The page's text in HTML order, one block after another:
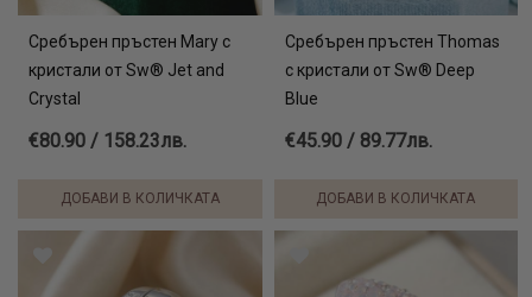
Сребърен пръстен Mary с
кристали от Sw® Jet and
Crystal
€80.90 / 158.23лв.
ДОБАВИ В КОЛИЧКАТА
Сребърен пръстен Thomas
с кристали от Sw® Deep
Blue
€45.90 / 89.77лв.
ДОБАВИ В КОЛИЧКАТА